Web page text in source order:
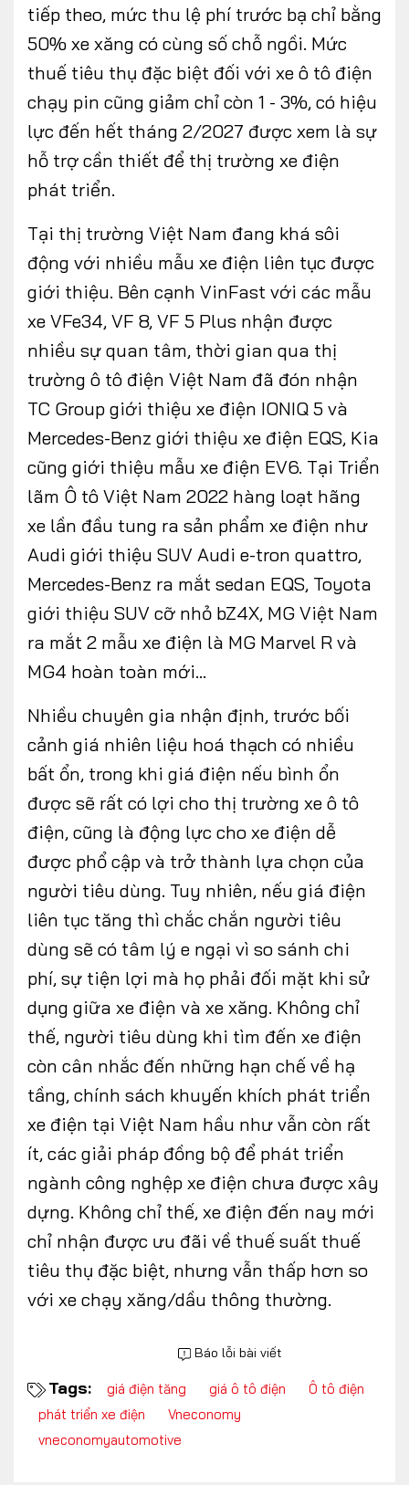
tiếp theo, mức thu lệ phí trước bạ chỉ bằng
50% xe xăng có cùng số chỗ ngồi. Mức
thuế tiêu thụ đặc biệt đối với xe ô tô điện
chạy pin cũng giảm chỉ còn 1 - 3%, có hiệu
lực đến hết tháng 2/2027 được xem là sự
hỗ trợ cần thiết để thị trường xe điện
phát triển.
Tại thị trường Việt Nam đang khá sôi
động với nhiều mẫu xe điện liên tục được
giới thiệu. Bên cạnh VinFast với các mẫu
xe VFe34, VF 8, VF 5 Plus nhận được
nhiều sự quan tâm, thời gian qua thị
trường ô tô điện Việt Nam đã đón nhận
TC Group giới thiệu xe điện IONIQ 5 và
Mercedes-Benz giới thiệu xe điện EQS, Kia
cũng giới thiệu mẫu xe điện EV6. Tại Triển
lãm Ô tô Việt Nam 2022 hàng loạt hãng
xe lần đầu tung ra sản phẩm xe điện như
Audi giới thiệu SUV Audi e-tron quattro,
Mercedes-Benz ra mắt sedan EQS, Toyota
giới thiệu SUV cỡ nhỏ bZ4X, MG Việt Nam
ra mắt 2 mẫu xe điện là MG Marvel R và
MG4 hoàn toàn mới…
Nhiều chuyên gia nhận định, trước bối
cảnh giá nhiên liệu hoá thạch có nhiều
bất ổn, trong khi giá điện nếu bình ổn
được sẽ rất có lợi cho thị trường xe ô tô
điện, cũng là động lực cho xe điện dễ
được phổ cập và trở thành lựa chọn của
người tiêu dùng. Tuy nhiên, nếu giá điện
liên tục tăng thì chắc chắn người tiêu
dùng sẽ có tâm lý e ngại vì so sánh chi
phí, sự tiện lợi mà họ phải đối mặt khi sử
dụng giữa xe điện và xe xăng. Không chỉ
thế, người tiêu dùng khi tìm đến xe điện
còn cân nhắc đến những hạn chế về hạ
tầng, chính sách khuyến khích phát triển
xe điện tại Việt Nam hầu như vẫn còn rất
ít, các giải pháp đồng bộ để phát triển
ngành công nghệp xe điện chưa được xây
dựng. Không chỉ thế, xe điện đến nay mới
chỉ nhận được ưu đãi về thuế suất thuế
tiêu thụ đặc biệt, nhưng vẫn thấp hơn so
với xe chạy xăng/dầu thông thường.
Báo lỗi bài viết
Tags: giá điện tăng giá ô tô điện
Ô tô điện
phát triển xe điện
Vneconomy
vneconomyautomotive